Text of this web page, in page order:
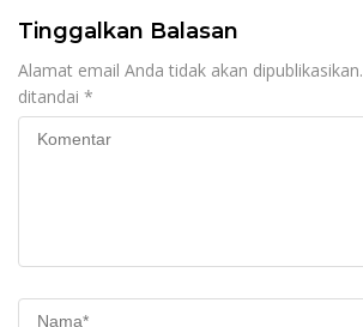
Tinggalkan Balasan
Alamat email Anda tidak akan dipublikasikan.
ditandai *